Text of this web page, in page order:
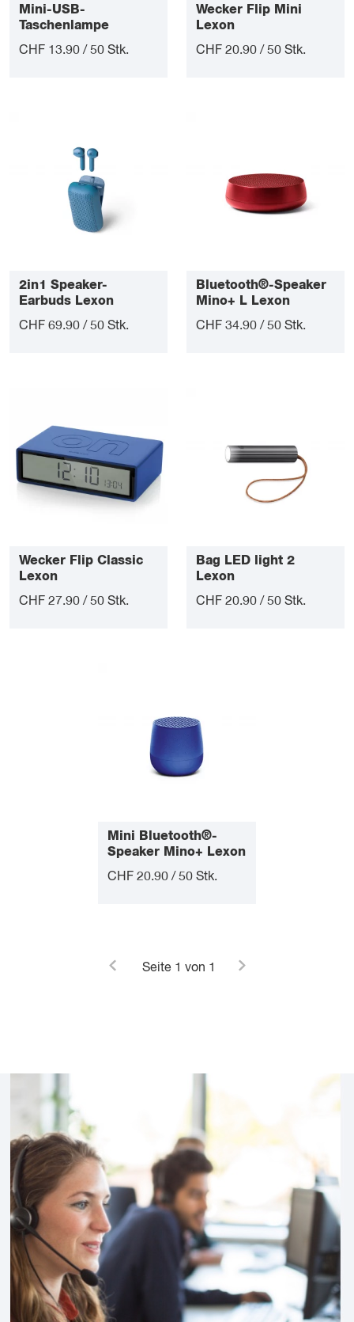
Mini-USB-
Taschenlampe
CHF 13.90 / 50 Stk.
Wecker Flip Mini
Lexon
CHF 20.90 / 50 Stk.
2in1 Speaker-
Earbuds Lexon
CHF 69.90 / 50 Stk.
Bluetooth®-Speaker
Mino+ L Lexon
CHF 34.90 / 50 Stk.
Wecker Flip Classic
Lexon
CHF 27.90 / 50 Stk.
Bag LED light 2
Lexon
CHF 20.90 / 50 Stk.
Mini Bluetooth®-
Speaker Mino+ Lexon
CHF 20.90 / 50 Stk.
Seite 1 von 1